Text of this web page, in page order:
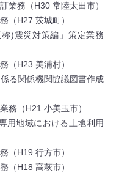
業務（H30 常陸太田市）
（H27 茨城町）
)震災対策編」策定業務
（H23 美浦村）
る関係機関協議図書作成
務（H21 小美玉市）
用地域における土地利用
（H19 行方市）
（H18 高萩市）